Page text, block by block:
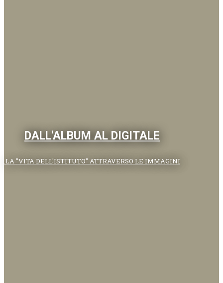
DALL'ALBUM AL DIGITALE
.LA "VITA DELL'ISTITUTO" ATTRAVERSO LE IMMAGINI